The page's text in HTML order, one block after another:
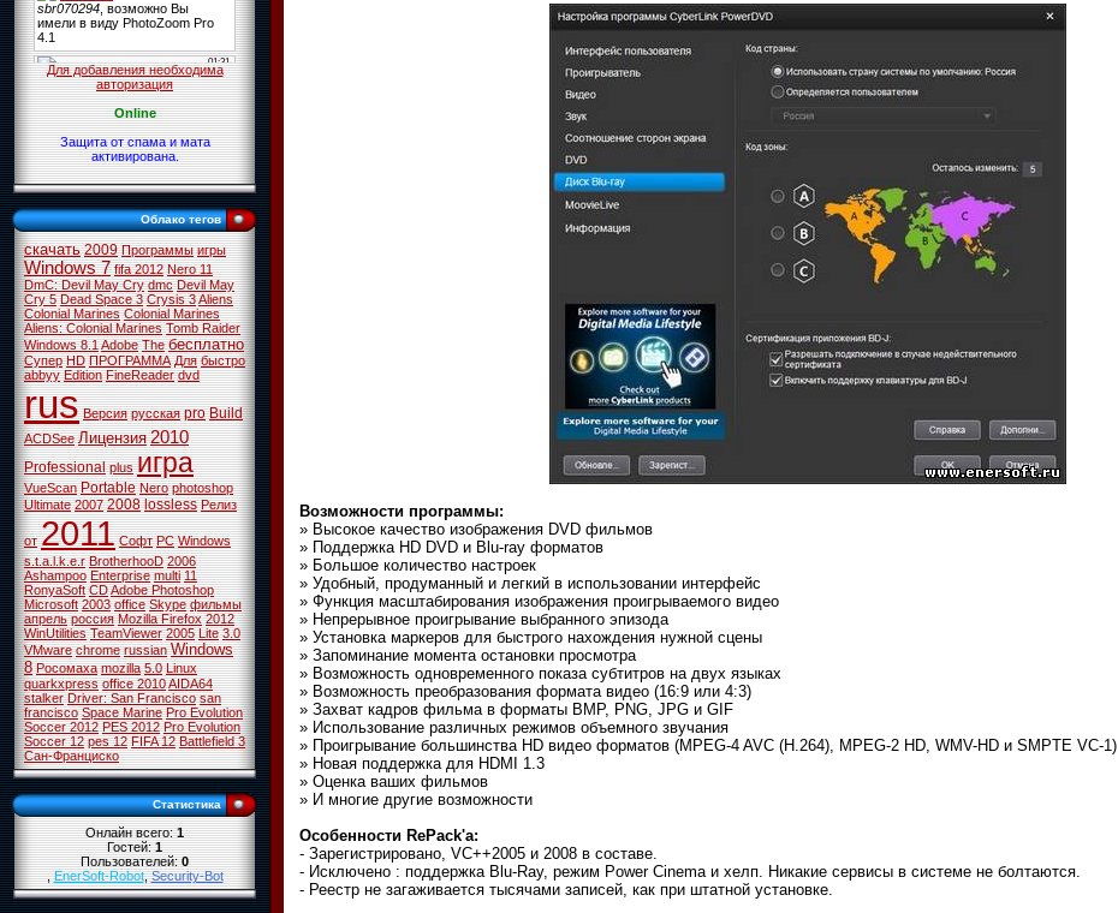
Для добавления необходима
авторизация
Online
Защита от спама и мата
активирована.
Облако тегов
скачать 2009 Программы игры
Windows 7 fifa 2012 Nero 11
DmC: Devil May Cry dmc Devil May
Cry 5 Dead Space 3 Crysis 3Aliens
Colonial Marines Colonial Marines
Aliens: Colonial Marines Tomb Raider
Windows 8.1Adobe The бесплатно
Супер HD ПРОГРАММА Для быстро
abbyy Edition FineReader dvd
rus Версия русская pro Build
ACDSee Лицензия 2010
Professional plus игра
VueScan Portable Nero photoshop
Ultimate 2007 2008 lossless Релиз
от 2011 Софт PC Windows
s.t.a.l.k.e.r BrotherhooD 2006
Ashampoo Enterprise multi 11
RonyaSoft CDAdobe Photoshop
Microsoft 2003 office Skype фильмы
апрель россия Mozilla Firefox 2012
WinUtilities TeamViewer 2005 Lite 3.0
VMware chrome russian Windows
8 Росомаха mozilla 5.0 Linux
quarkxpress office 2010AIDA64
stalker Driver: San Francisco san
francisco Space Marine Pro Evolution
Soccer 2012 PES 2012 Pro Evolution
Soccer 12 pes 12 FIFA 12 Battlefield 3
Сан-Франциско
Статистика
Онлайн всего:1
Гостей:1
Пользователей:0
,EnerSoft-Robot,Security-Bot
Возможности программы:
» Высокое качество изображения DVD фильмов
» Поддержка HD DVD и Blu-ray форматов
» Большое количество настроек
» Удобный, продуманный и легкий в использовании интерфейс
» Функция масштабирования изображения проигрываемого видео
» Непрерывное проигрывание выбранного эпизода
» Установка маркеров для быстрого нахождения нужной сцены
» Запоминание момента остановки просмотра
» Возможность одновременного показа субтитров на двух языках
» Возможность преобразования формата видео (16:9 или 4:3)
» Захват кадров фильма в форматы BMP, PNG, JPG и GIF
» Использование различных режимов объемного звучания
» Проигрывание большинства HD видео форматов (MPEG-4 AVC (H.264), MPEG-2 HD, WMV-HD и SMPTE VC-1)
» Новая поддержка для HDMI 1.3
» Оценка ваших фильмов
» И многие другие возможности
Особенности RePack'a:
- Зарегистрировано, VC++2005 и 2008 в составе.
- Исключено : поддержка Blu-Ray, режим Power Cinema и хелп. Никакие сервисы в системе не болтаются.
- Реестр не загаживается тысячами записей, как при штатной установке.